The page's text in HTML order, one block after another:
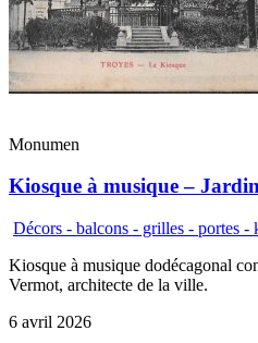
Monumen
Kiosque à musique –
Décors - balcons - grilles - portes -
Kiosque à musique dodécagonal
Vermot, architecte de la ville.
6 avril 2026